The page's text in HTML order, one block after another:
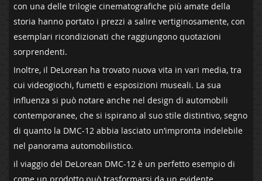
con una delle trilogie cinematografiche più amate della
storia hanno ⁢portato i prezzi a salire vertiginosamente, con
esemplari ricondizionati che‍ raggiungono quotazioni‍
sorprendenti.
Inoltre, il DeLorean ha trovato nuova vita in‍ vari ‌media, tra
cui videogiochi, fumetti e esposizioni museali. La sua
influenza si può‍ notare anche‍ nel design di automobili
contemporanee, che si ispirano al suo stile ⁢distintivo, segno
di quanto la DMC-12 ⁤abbia lasciato un’impronta ‍indelebile
nel⁢ panorama automobilistico.
il⁤ viaggio del DeLorean‍ DMC-12 è un perfetto‌ esempio di